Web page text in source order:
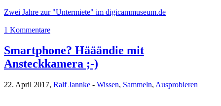
Zwei Jahre zur "Untermiete" im digicammuseum.de
1 Kommentare
Smartphone? Hääändie mit
Ansteckkamera ;-)
22. April 2017, Ralf Jannke - Wissen, Sammeln, Ausprobieren